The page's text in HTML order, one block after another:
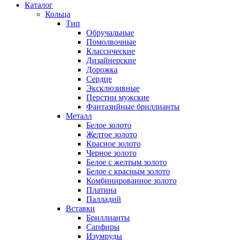
Каталог
Кольца
Тип
Обручальные
Помолвочные
Классические
Дизайнерские
Дорожка
Сердце
Эксклюзивные
Перстни мужские
Фантазийные бриллианты
Металл
Белое золото
Желтое золото
Красное золото
Черное золото
Белое с желтым золото
Белое с красным золото
Комбинированное золото
Платина
Палладий
Вставки
Бриллианты
Сапфиры
Изумруды